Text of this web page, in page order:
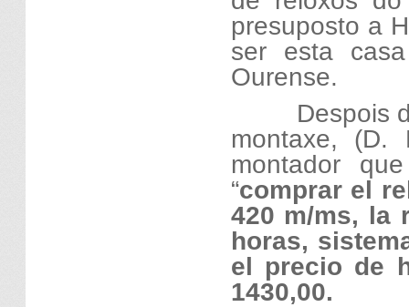
presuposto a
ser esta
Ourense.
Despois
montaxe, (D.
montador
“comprar el
420 m/ms, la
horas,
el precio de
1430,00.